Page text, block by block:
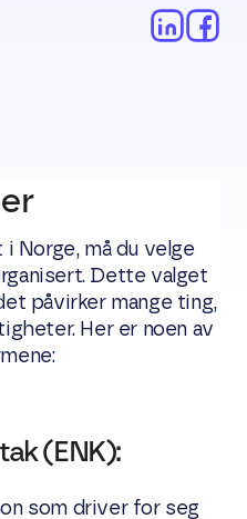
Norge, må du velge
Dette valget
påvirker mange ting,
Her er noen av
(ENK):
som driver for seg